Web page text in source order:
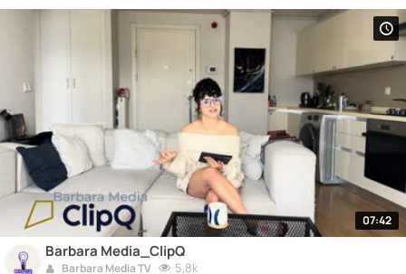
07:42
Barbara Media_ClipQ
Barbara Media TV 5,8k